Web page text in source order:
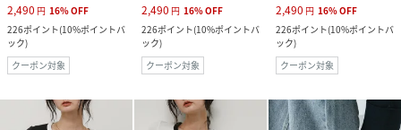
2,490 円 16%OFF
226ポイント(10%ポイントバ
ック)
クーポン対象
2,490 円 16%OFF
226ポイント(10%ポイントバ
ック)
クーポン対象
2,490 円 16%OFF
226ポイント(10%ポイントバ
ック)
クーポン対象